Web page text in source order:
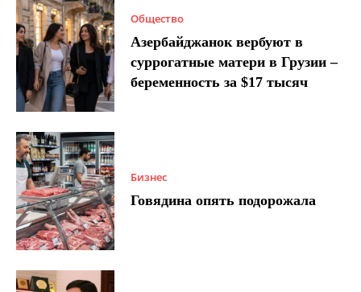
Общество
Азербайджанок вербуют в
суррогатные матери в Грузии –
беременность за $17 тысяч
Бизнес
Говядина опять подорожала